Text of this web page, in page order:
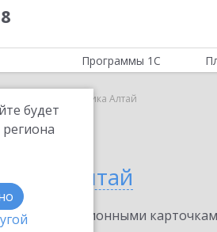
будет
Программы 1С
Республика Алтай
Алтай
с информационными